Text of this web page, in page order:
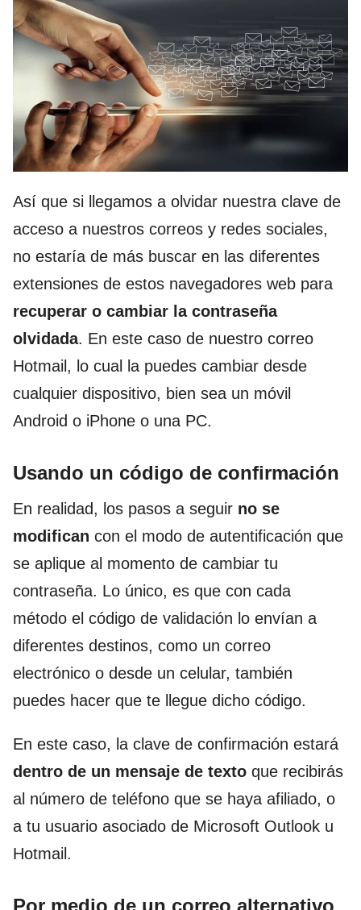
Así que si llegamos a olvidar nuestra clave de
acceso a nuestros correos y redes sociales,
no estaría de más buscar en las diferentes
extensiones de estos navegadores web para
recuperar o cambiar la contraseña
olvidada. En este caso de nuestro correo
Hotmail, lo cual la puedes cambiar desde
cualquier dispositivo, bien sea un móvil
Android o iPhone o una PC.
Usando un código de confirmación
En realidad, los pasos a seguir no se
modifican con el modo de autentificación que
se aplique al momento de cambiar tu
contraseña. Lo único, es que con cada
método el código de validación lo envían a
diferentes destinos, como un correo
electrónico o desde un celular, también
puedes hacer que te llegue dicho código.
En este caso, la clave de confirmación estará
dentro de un mensaje de texto que recibirás
al número de teléfono que se haya afiliado, o
a tu usuario asociado de Microsoft Outlook u
Hotmail.